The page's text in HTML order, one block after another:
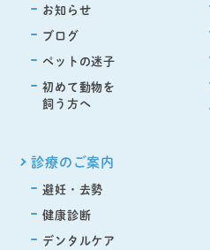
お知らせ
ブログ
ペットの迷子
初めて動物を
飼う方へ
診療のご案内
避妊・去勢
健康診断
デンタルケア